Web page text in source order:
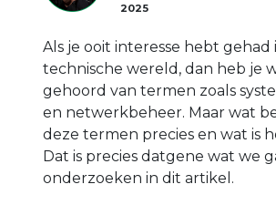
2025
Als je ooit interesse hebt gehad
technische wereld, dan heb je
gehoord van termen zoals
en netwerkbeheer. Maar wat
deze termen precies en wat is
Dat is precies datgene wat we
onderzoeken in dit artikel.